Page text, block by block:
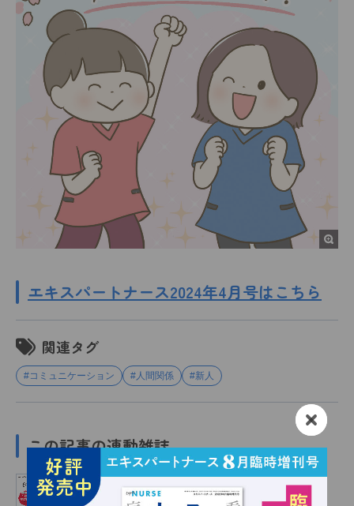
エキスパートナース2024年4月号はこちら
関連タグ
#コミュニケーション #人間関係 #新人
この記事の連動雑誌
2024年4月号
定価：1,200円（本体1,091円＋税）